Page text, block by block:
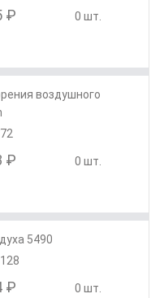
₽ 0 шт.
воздушного
₽ 0 шт.
5490
₽ 0 шт.